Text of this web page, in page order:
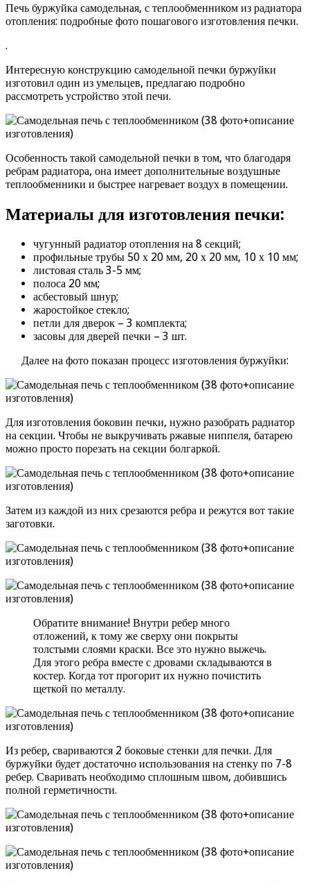
Печь буржуйка самодельная, с теплообменником из радиатора
отопления: подробные фото пошагового изготовления печки.
.
Интересную конструкцию самодельной печки буржуйки
изготовил один из умельцев, предлагаю подробно
рассмотреть устройство этой печи.
Особенность такой самодельной печки в том, что благодаря
ребрам радиатора, она имеет дополнительные воздушные
теплообменники и быстрее нагревает воздух в помещении.
Материалы для изготовления печки:
чугунный радиатор отопления на 8 секций;
профильные трубы 50 х 20 мм, 20 х 20 мм, 10 х 10 мм;
листовая сталь 3-5 мм;
полоса 20 мм;
асбестовый шнур;
жаростойкое стекло;
петли для дверок – 3 комплекта;
засовы для дверей печки – 3 шт.
Далее на фото показан процесс изготовления буржуйки:
Для изготовления боковин печки, нужно разобрать радиатор
на секции. Чтобы не выкручивать ржавые ниппеля, батарею
можно просто порезать на секции болгаркой.
Затем из каждой из них срезаются ребра и режутся вот такие
заготовки.
Обратите внимание! Внутри ребер много
отложений, к тому же сверху они покрыты
толстыми слоями краски. Все это нужно выжечь.
Для этого ребра вместе с дровами складываются в
костер. Когда тот прогорит их нужно почистить
щеткой по металлу.
Из ребер, свариваются 2 боковые стенки для печки. Для
буржуйки будет достаточно использования на стенку по 7-8
ребер. Сваривать необходимо сплошным швом, добившись
полной герметичности.